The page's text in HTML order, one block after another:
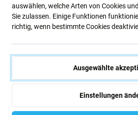
Wann muss ersetzt
Verschüttetes Wasser
Verbrannter
auswählen, welche Arten von Cookies
Sie zulassen. Einige Funktionen
richtig, wenn bestimmte Cookies
Ausgewählte
Einstellungen